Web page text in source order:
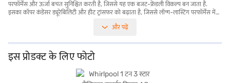
परफॉर्मेंस और ऊर्जा बचत सुनिश्चित करती है, जिससे यह एक बजट-फ्रेंडली विकल्प बन जाता है.
इसका कॉपर कंडेंसर ड्यूरेबिलिटी और हीट ट्रांसफर को बढ़ाता है, जिससे लॉन्ग-लास्टिंग परफॉर्मेंस में
तापमान को तुरंत प्राप्त कर सकें. डस्ट फिल्टर से लैस, यह AC सुनिश्चित करता है कि आपके द्वारा सांस
इंटीग्रेट होता है. Whirlpool 1 टन 3 स्टार मैजिकूल इन्वर्टर स्प्लिट AC विश्वसनीय और कुशल कूलिंग
समाधान चाहने वाले व्यक्तियों के लिए आदर्श रूप से उपयुक्त है. Whirlpool 1 टन 3 स्टार मैजिकूल
इन्वर्टर स्प्लिट AC एयर कंडीशनर के बारे में सब कुछ जानें. अपना पसंदीदा वेरिएंट चुनने के बाद, आप
बजाज मॉल पर एयर कंडीशनर देख सकते हैं और इसे बजाज फाइनेंस पार्टनर स्टोर से खरीद सकते हैं.
कुछ चरणों में अपनी योग्यता चेक करें और बिना किसी फाइनेंशियल तनाव के अपने पसंदीदा सामान
और पढ़ें
इस प्रोडक्ट के लिए फोटो